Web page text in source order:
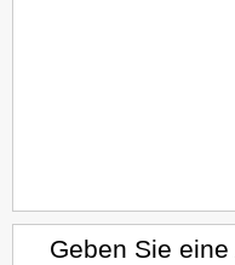
Geben Sie eine